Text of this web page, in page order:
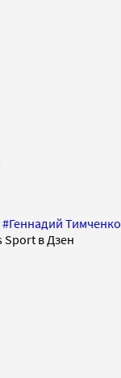
#Геннадий Тимченко
в Дзен